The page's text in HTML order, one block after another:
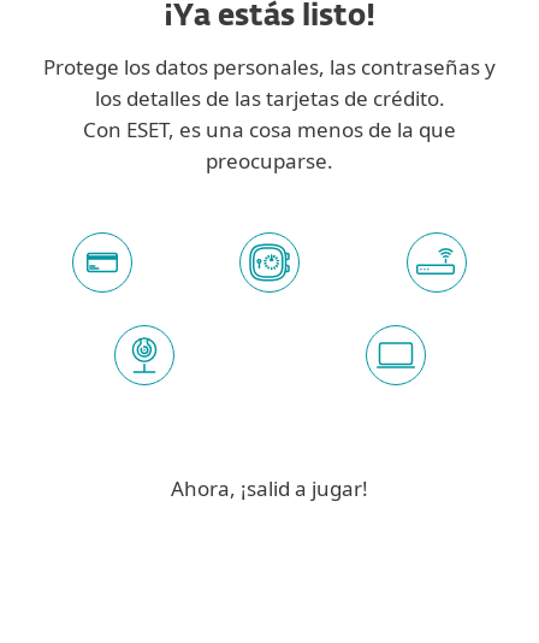
¡Ya estás listo!
Protege los datos personales, las contraseñas y
los detalles de las tarjetas de crédito.
Con ESET, es una cosa menos de la que
preocuparse.
Ahora, ¡salid a jugar!